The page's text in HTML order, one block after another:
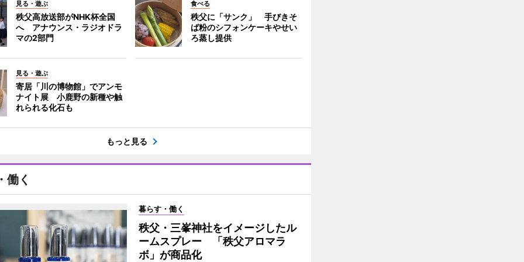
見る・遊ぶ
秩父高放送部がNHK杯全国
へ アナウンス・ラジオドラ
マの2部門
食べる
秩父に「サンク」 手びきそ
ば粉のシフォンケーキやせい
ろ蒸し提供
見る・遊ぶ
寄居「川の博物館」でアンモ
ナイト展 小鹿野の新種や触
れられる化石も
もっと見る
働く
暮らす・働く
秩父・三峯神社をイメージしたル
ームスプレー 「秩父アロマラ
ボ」が商品化